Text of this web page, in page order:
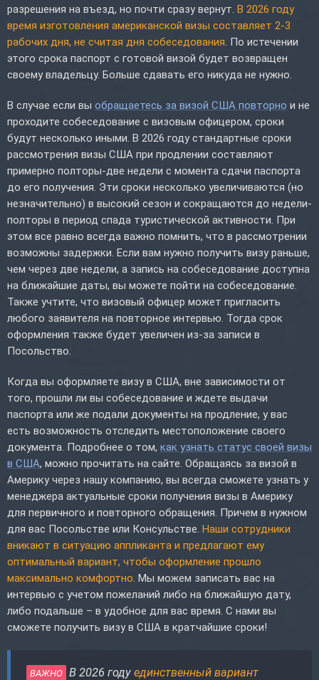
разрешения на въезд, но почти сразу вернут. В 2026 году
время изготовления американской визы составляет 2-3
рабочих дня, не считая дня собеседования . По истечении
этого срока паспорт с готовой визой будет возвращен
своему владельцу. Больше сдавать его никуда не нужно.
В случае если вы обращаетесь за визой США повторно и не
проходите собеседование с визовым офицером, сроки
будут несколько иными. В 2026 году стандартные сроки
рассмотрения визы США при продлении составляют
примерно полторы-две недели с момента сдачи паспорта
до его получения. Эти сроки несколько увеличиваются (но
незначительно) в высокий сезон и сокращаются до недели-
полторы в период спада туристической активности. При
этом все равно всегда важно помнить, что в рассмотрении
возможны задержки. Если вам нужно получить визу раньше,
чем через две недели, а запись на собеседование доступна
на ближайшие даты, вы можете пойти на собеседование.
Также учтите, что визовый офицер может пригласить
любого заявителя на повторное интервью. Тогда срок
оформления также будет увеличен из-за записи в
Посольство.
Когда вы оформляете визу в США, вне зависимости от
того, прошли ли вы собеседование и ждете выдачи
паспорта или же подали документы на продление, у вас
есть возможность отследить местоположение своего
документа. Подробнее о том, как узнать статус своей визы
в США, можно прочитать на сайте. Обращаясь за визой в
Америку через нашу компанию, вы всегда сможете узнать у
менеджера актуальные сроки получения визы в Америку
для первичного и повторного обращения. Причем в нужном
для вас Посольстве или Консульстве. Наши сотрудники
вникают в ситуацию аппликанта и предлагают ему
оптимальный вариант, чтобы оформление прошло
максимально комфортно . Мы можем записать вас на
интервью с учетом пожеланий либо на ближайшую дату,
либо подальше – в удобное для вас время. С нами вы
сможете получить визу в США в кратчайшие сроки!
ВАЖНО В 2026 году единственный вариант